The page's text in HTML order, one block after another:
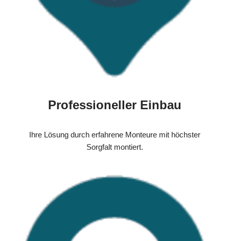
Professioneller Einbau
Ihre Lösung durch erfahrene Monteure mit höchster
Sorgfalt montiert.